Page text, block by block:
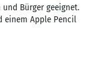
Bürger geeignet.
einem Apple Pencil